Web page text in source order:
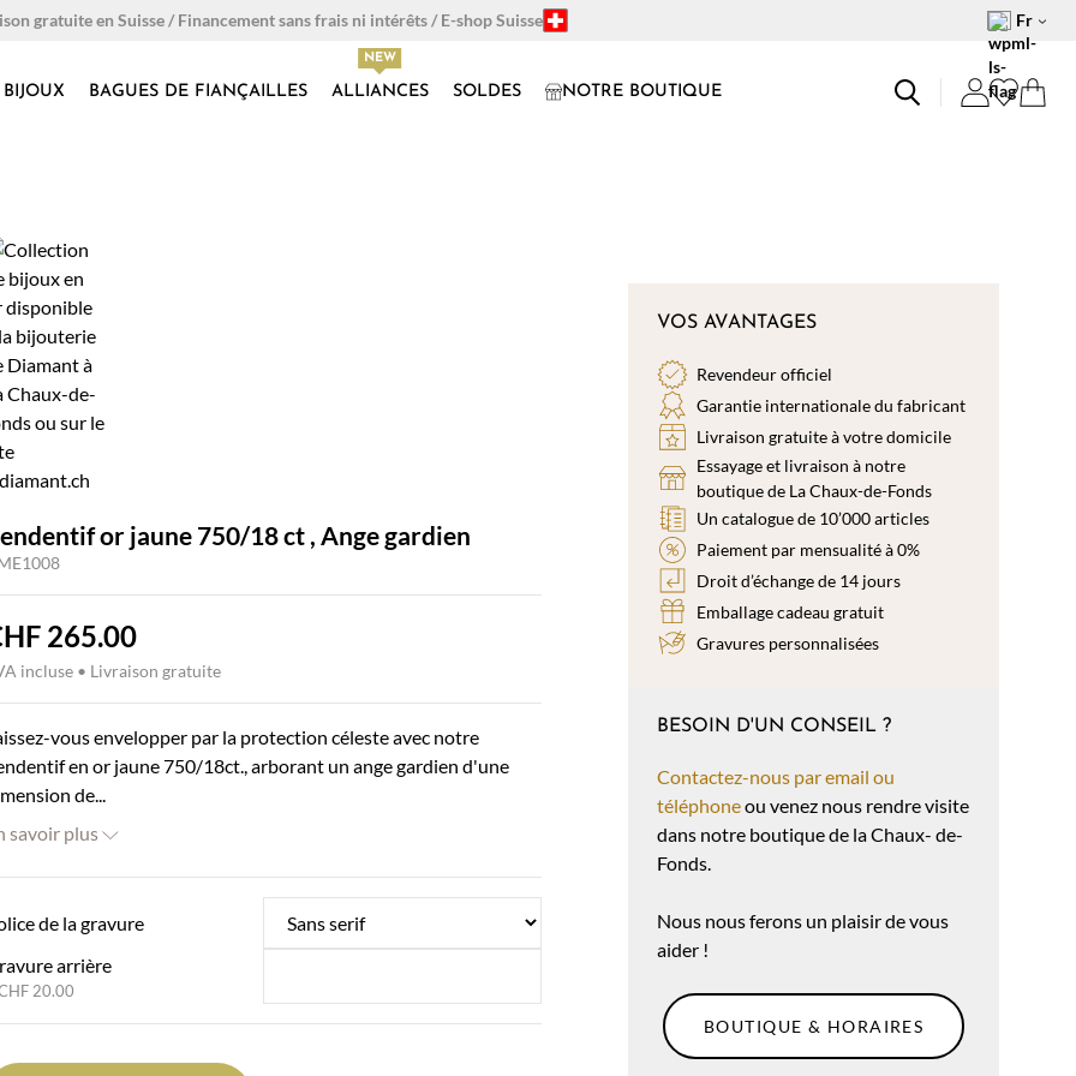
gratuite en Suisse / Financement sans frais ni intérêts / E-shop Suisse Fr
BIJOUX BAGUES DE FIANÇAILLES ALLIANCES SOLDES NOTRE BOUTIQUE
or jaune 750/18 ct , Ange gardien
265.00
incluse • Livraison gratuite
vous envelopper par la protection céleste avec notre
en or jaune 750/18ct., arborant un ange gardien d'une
de...
savoir plus
de la gravure
arrière
VOS AVANTAGES
Revendeur officiel
Garantie internationale du fabricant
Livraison gratuite à votre domicile
Essayage et livraison à notre
boutique de La Chaux-de-Fonds
Un catalogue de 10’000 articles
Paiement par mensualité à 0%
Droit d’échange de 14 jours
Emballage cadeau gratuit
Gravures personnalisées
BESOIN D'UN CONSEIL ?
Contactez-nous par email ou
téléphoneou venez nous rendre visite
dans notre boutique de la Chaux- de-
Fonds.
Nous nous ferons un plaisir de vous
aider !
BOUTIQUE & HORAIRES